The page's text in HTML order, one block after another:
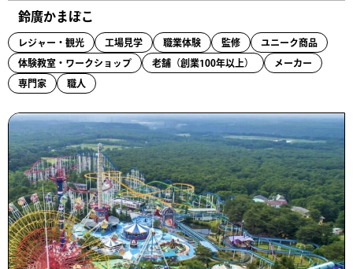
鈴廣かまぼこ
レジャー・観光 工場見学 職業体験 監修 ユニーク商品
体験教室・ワークショップ 老舗（創業100年以上） メーカー
専門家 職人